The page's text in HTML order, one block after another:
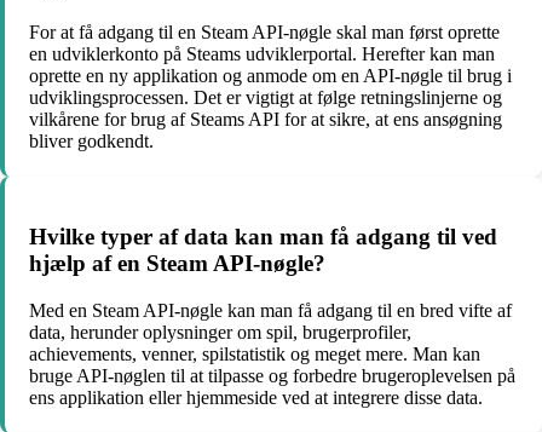
For at få adgang til en Steam API-nøgle skal man først oprette
en udviklerkonto på Steams udviklerportal. Herefter kan man
oprette en ny applikation og anmode om en API-nøgle til brug i
udviklingsprocessen. Det er vigtigt at følge retningslinjerne og
vilkårene for brug af Steams API for at sikre, at ens ansøgning
bliver godkendt.
Hvilke typer af data kan man få adgang til ved
hjælp af en Steam API-nøgle?
Med en Steam API-nøgle kan man få adgang til en bred vifte af
data, herunder oplysninger om spil, brugerprofiler,
achievements, venner, spilstatistik og meget mere. Man kan
bruge API-nøglen til at tilpasse og forbedre brugeroplevelsen på
ens applikation eller hjemmeside ved at integrere disse data.